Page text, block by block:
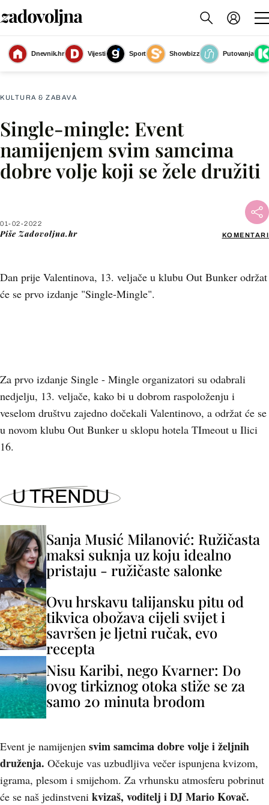
Dnevnik.hr Vijesti Sport Showbizz
Putovanja
Slika nije dostupna
KULTURA & ZABAVA
Single-mingle: Event
namijenjem svim samcima
dobre volje koji se žele družiti
01-02-2022
Piše Zadovoljna.hr KOMENTARI
Dan prije Valentinova, 13. veljače u klubu Out Bunker održat
će se prvo izdanje "Single-Mingle".
Facebook
X
Za prvo izdanje Single - Mingle organizatori su odabrali
nedjelju, 13. veljače, kako bi u dobrom raspoloženju i
veselom društvu zajedno dočekali Valentinovo, a održat će se
u novom klubu Out Bunker u sklopu hotela TImeout u Ilici
16.
U TRENDU
Sanja Musić Milanović: Ružičasta
maksi suknja uz koju idealno
pristaju - ružičaste salonke
Ovu hrskavu talijansku pitu od
tikvica obožava cijeli svijet i
savršen je ljetni ručak, evo
recepta
Nisu Karibi, nego Kvarner: Do
ovog tirkiznog otoka stiže se za
samo 20 minuta brodom
Event je namijenjen svim samcima dobre volje i željnih
druženja. Očekuje vas uzbudljiva večer ispunjena kvizom,
igrama, plesom i smijehom. Za vrhunsku atmosferu pobrinut
će se naš jedinstveni kvizaš, voditelj i DJ Mario Kovač.